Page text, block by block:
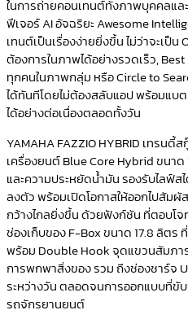
ในการถ่ายคอนเทนต์ทั้งภาพบุคคลแล
ฟีเจอร์ AI อัจฉริยะ Awesome
เทนต์เป็นเรื่องง่ายยิ่งขึ้น ไม่ว่าจะเป็
ต้องการในภาพได้อย่างรวดเร็ว,
ทุกคนในภาพกลุ่ม หรือ Circle to
ได้ทันทีโดยไม่ต้องสลับแอป พร้อมแบ
ได้อย่างต่อเนื่องตลอดทั้งวัน
YAMAHA FAZZIO HYBRID เทรน
เครื่องยนต์ Blue Core Hybrid ขนา
และความประหยัดน้ำมัน รองรับไลฟ์
ลงตัว พร้อมเปิดโอกาสให้ออกไปสัม
กว้างไกลยิ่งขึ้น ด้วยฟังก์ชัน ที่ตอบโจ
ช่องเก็บของ F-Box ขนาด 17.8 ลิตร
พร้อม Double Hook จุดแขวนสัมภา
การพกพาสิ่งของ รวม ถึงช่องชาร์จ
ระหว่างวัน ตลอดจนการออกแบบที่ขั
รถจักรยานยนต์